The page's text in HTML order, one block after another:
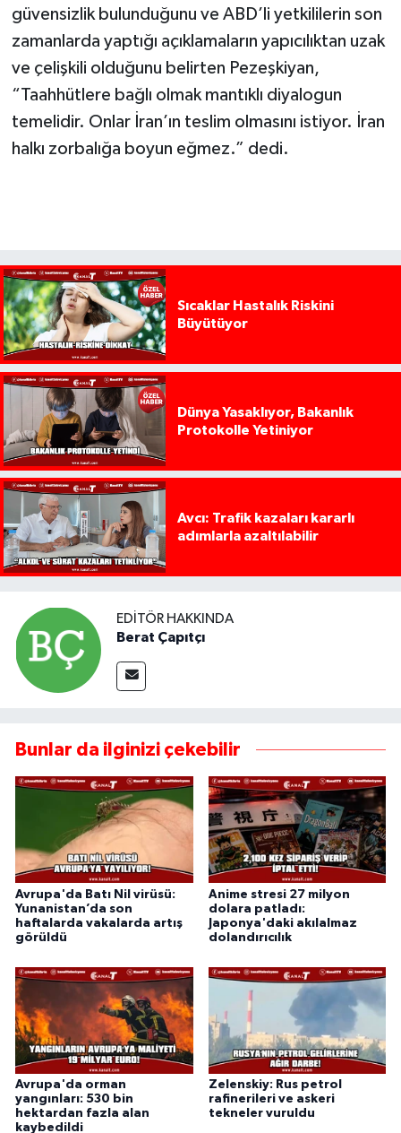
güvensizlik bulunduğunu ve ABD’li yetkililerin son
zamanlarda yaptığı açıklamaların yapıcılıktan uzak
ve çelişkili olduğunu belirten Pezeşkiyan,
“Taahhütlere bağlı olmak mantıklı diyalogun
temelidir. Onlar İran’ın teslim olmasını istiyor. İran
halkı zorbalığa boyun eğmez.” dedi.
Sıcaklar Hastalık Riskini
Büyütüyor
Dünya Yasaklıyor, Bakanlık
Protokolle Yetiniyor
Avcı: Trafik kazaları kararlı
adımlarla azaltılabilir
EDITÖR HAKKINDA
Berat Çapıtçı
Bunlar da ilginizi çekebilir
Avrupa'da Batı Nil virüsü:
Yunanistan’da son
haftalarda vakalarda artış
görüldü
Anime stresi 27 milyon
dolara patladı:
Japonya'daki akılalmaz
dolandırıcılık
Avrupa'da orman
yangınları: 530 bin
hektardan fazla alan
kaybedildi
Zelenskiy: Rus petrol
rafinerileri ve askeri
tekneler vuruldu